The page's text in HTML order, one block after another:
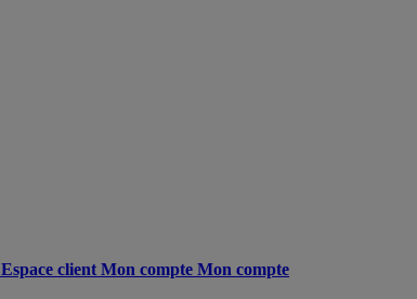
Espace client Mon compte Mon compte